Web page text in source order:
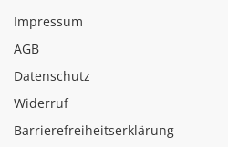
Impressum
AGB
Datenschutz
Widerruf
Barrierefreiheitserklärung